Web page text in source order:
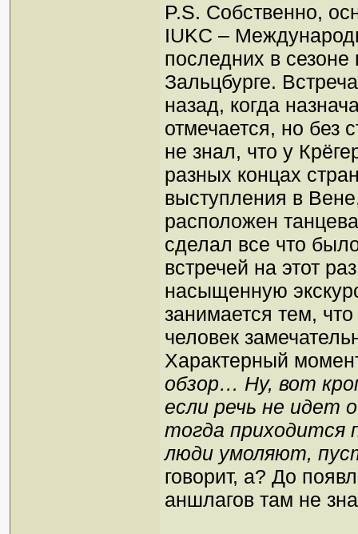
P.S. Собственно,
IUKC –
последних в
Зальцбурге.
назад, когда
отмечается, но без
не знал, что у
разных концах
выступления в
расположен
сделал все что
встречей на этот
насыщенную
занимается тем,
человек
Характерный
обзор… Ну, вот
если речь не идет
тогда приходится
люди умоляют,
говорит, а? До
аншлагов там не